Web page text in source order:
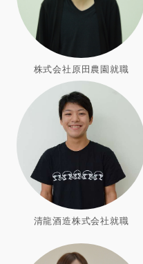
株式会社原田農園就職
清龍酒造株式会社就職